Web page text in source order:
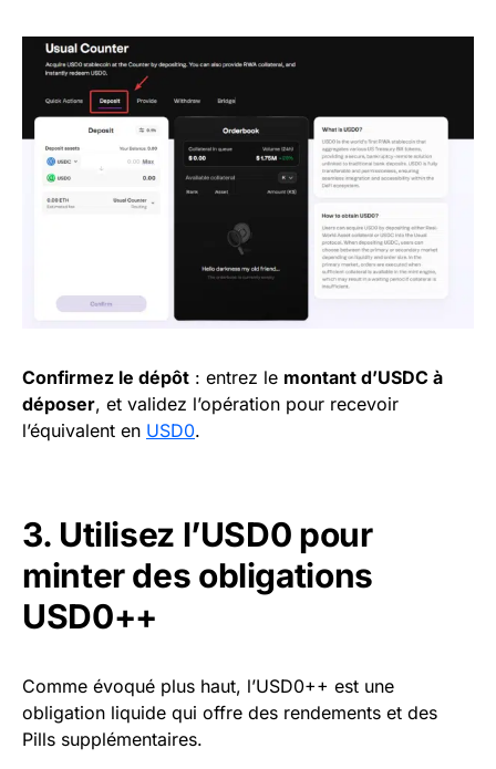
Confirmez le dépôt : entrez le montant d’USDC à
déposer, et validez l’opération pour recevoir
l’équivalent en USD0.
3. Utilisez l’USD0 pour
minter des obligations
USD0++
Comme évoqué plus haut, l’USD0++ est une
obligation liquide qui offre des rendements et des
Pills supplémentaires.